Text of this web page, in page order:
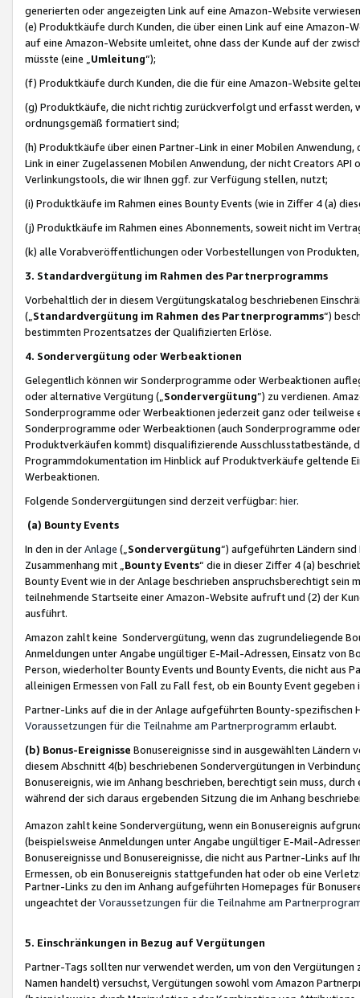
generierten oder angezeigten Link auf eine Amazon-Website
(e) Produktkäufe durch Kunden, die über einen Link auf eine
auf eine Amazon-Website umleitet, ohne dass der Kunde auf der
müsste (eine „ Umleitung“);
(f) Produktkäufe durch Kunden, die die für eine Amazon-Website
(g) Produktkäufe, die nicht richtig zurückverfolgt und erfasst werden,
ordnungsgemäß formatiert sind;
(h) Produktkäufe über einen Partner-Link in einer Mobilen
Link in einer Zugelassenen Mobilen Anwendung, der nicht Creators
Verlinkungstools, die wir Ihnen ggf. zur Verfügung stellen, nutzt;
(i) Produktkäufe im Rahmen eines Bounty Events (wie in Ziffer 4 (a)
(j) Produktkäufe im Rahmen eines Abonnements, soweit nicht im
(k) alle Vorabveröffentlichungen oder Vorbestellungen von
3. Standardvergütung im Rahmen des Partnerprogramms
Vorbehaltlich der in diesem Vergütungskatalog beschriebenen
(„ Standardvergütung im Rahmen des Partnerprogramms“)
bestimmten Prozentsatzes der Qualifizierten Erlöse.
4. Sondervergütung oder Werbeaktionen
Gelegentlich können wir Sonderprogramme oder Werbeaktionen
oder alternative Vergütung („ Sondervergütung”) zu verdienen.
Sonderprogramme oder Werbeaktionen jederzeit ganz oder
Sonderprogramme oder Werbeaktionen (auch Sonderprogramme
Produktverkäufen kommt) disqualifizierende Ausschlusstatbestände,
Programmdokumentation im Hinblick auf Produktverkäufe geltende
Werbeaktionen.
Folgende Sondervergütungen sind derzeit verfügbar: hier.
(a) Bounty Events
In den in derAnlage („ Sondervergütung“) aufgeführten Ländern
Zusammenhang mit „ Bounty Events“ die in dieser Ziffer 4 (a)
Bounty Event wie in der Anlage beschrieben anspruchsberechtigt sein
teilnehmende Startseite einer Amazon-Website aufruft und (2) der
ausführt.
Amazon zahlt keine Sondervergütung, wenn das zugrundeliegende
Anmeldungen unter Angabe ungültiger E-Mail-Adressen, Einsatz von
Person, wiederholter Bounty Events und Bounty Events, die nicht
alleinigen Ermessen von Fall zu Fall fest, ob ein Bounty Event
Partner-Links auf die in der Anlage aufgeführten Bounty-spezifischen
Voraussetzungen für die Teilnahme am Partnerprogramm erlaubt.
(b) Bonus-Ereignisse Bonusereignisse sind in ausgewählten Ländern
diesem Abschnitt 4(b) beschriebenen Sondervergütungen in
Bonusereignis, wie im Anhang beschrieben, berechtigt sein muss,
während der sich daraus ergebenden Sitzung die im Anhang
Amazon zahlt keine Sondervergütung, wenn ein Bonusereignis
(beispielsweise Anmeldungen unter Angabe ungültiger E-Mail-
Bonusereignisse und Bonusereignisse, die nicht aus Partner-Links auf
Ermessen, ob ein Bonusereignis stattgefunden hat oder ob eine
Partner-Links zu den im Anhang aufgeführten Homepages für
ungeachtet derVoraussetzungen für die Teilnahme am
5. Einschränkungen in Bezug auf Vergütungen
Partner-Tags sollten nur verwendet werden, um von den
Namen handelt) versuchst, Vergütungen sowohl vom Amazon